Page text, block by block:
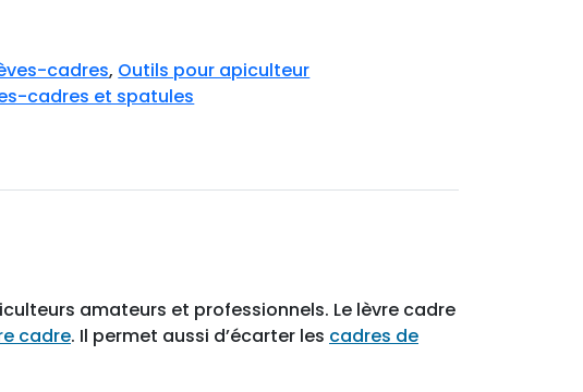
cadres, Outils pour apiculteur
cadres et spatules
amateurs et professionnels. Le lèvre cadre
cadre. Il permet aussi d’écarter les cadres de